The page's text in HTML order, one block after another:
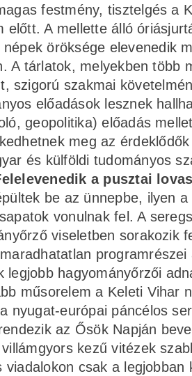
festmény, tisztelgés a
A mellette álló
öröksége elevenedik
A tárlatok, melyekben több
szigorú szakmai
előadások lesznek
geopolitika) előadás
meg az
és külföldi tudományos
a pusztai
be az ünnepbe, ilyen a
vonulnak fel. A
viseletben sorakozik
programrészei
legjobb hagyományőrzői
műsorelem a Keleti Vihar
nyugat-európai páncélos
az Ősök Napján
kezű vitézek
csak a legjobban